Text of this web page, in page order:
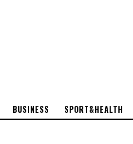
BUSINESS SPORT&HEALTH